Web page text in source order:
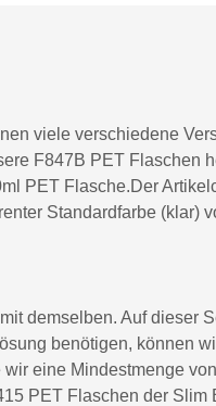
viele verschiedene
F847B PET Flaschen
PET Flasche.Der
Standardfarbe (klar)
demselben. Auf dieser
benötigen, können
eine Mindestmenge
PET Flaschen der Slim